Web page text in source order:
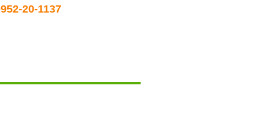
20-1137